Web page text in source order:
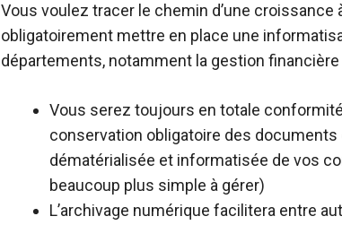
Vous voulez tracer le chemin d’une
obligatoirement mettre en place une
départements, notamment la gestion financière
Vous serez toujours en totale
conservation obligatoire des documents
dématérialisée et informatisée de vos
beaucoup plus simple à gérer)
L’archivage numérique facilitera entre